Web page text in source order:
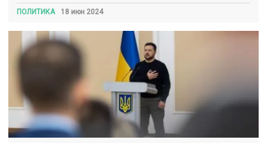
ПОЛИТИКА 18 июн 2024